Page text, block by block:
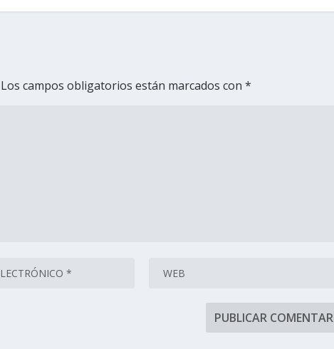
Los campos obligatorios están marcados con*